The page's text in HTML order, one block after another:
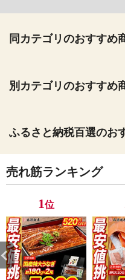
同カテゴリのおすすめ
別カテゴリのおすすめ
ふるさと納税百選のお
売れ筋ランキング
1位